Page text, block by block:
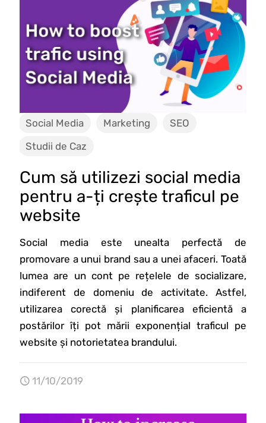
Social Media Marketing
SEO
Studii de Caz
Cum să utilizezi social media
pentru a-ți crește traficul pe
website
Social media este unealta perfectă de
promovare a unui brand sau a unei afaceri. Toată
lumea are un cont pe rețelele de socializare,
indiferent de domeniu de activitate. Astfel,
utilizarea corectă și planificarea eficientă a
postărilor îți pot mării exponențial traficul pe
website și notorietatea brandului.
11/10/2019